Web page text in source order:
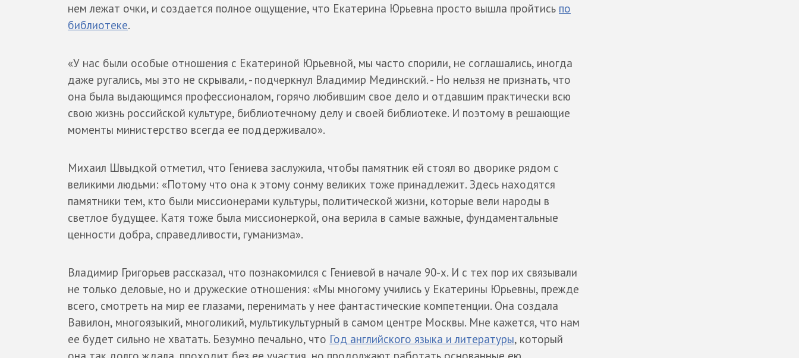
нем лежат очки, и создается полное ощущение, что Екатерина Юрьевна просто вышла пройтись по
библиотеке.
«У нас были особые отношения с Екатериной Юрьевной, мы часто спорили, не соглашались, иногда
даже ругались, мы это не скрывали, - подчеркнул Владимир Мединский. - Но нельзя не признать, что
она была выдающимся профессионалом, горячо любившим свое дело и отдавшим практически всю
свою жизнь российской культуре, библиотечному делу и своей библиотеке. И поэтому в решающие
моменты министерство всегда ее поддерживало».
Михаил Швыдкой отметил, что Гениева заслужила, чтобы памятник ей стоял во дворике рядом с
великими людьми: «Потому что она к этому сонму великих тоже принадлежит. Здесь находятся
памятники тем, кто были миссионерами культуры, политической жизни, которые вели народы в
светлое будущее. Катя тоже была миссионеркой, она верила в самые важные, фундаментальные
ценности добра, справедливости, гуманизма».
Владимир Григорьев рассказал, что познакомился с Гениевой в начале 90-х. И с тех пор их связывали
не только деловые, но и дружеские отношения: «Мы многому учились у Екатерины Юрьевны, прежде
всего, смотреть на мир ее глазами, перенимать у нее фантастические компетенции. Она создала
Вавилон, многоязыкий, многоликий, мультикультурный в самом центре Москвы. Мне кажется, что нам
ее будет сильно не хватать. Безумно печально, что Год английского языка и литературы, который